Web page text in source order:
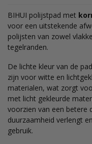
BIHUI polijstpad met
voor een uitstekende
polijsten van zowel
tegelranden.
De lichte kleur van de
zijn voor witte en
materialen, wat zorgt
met licht gekleurde
voorzien van een betere
duurzaamheid verlengt
gebruik.